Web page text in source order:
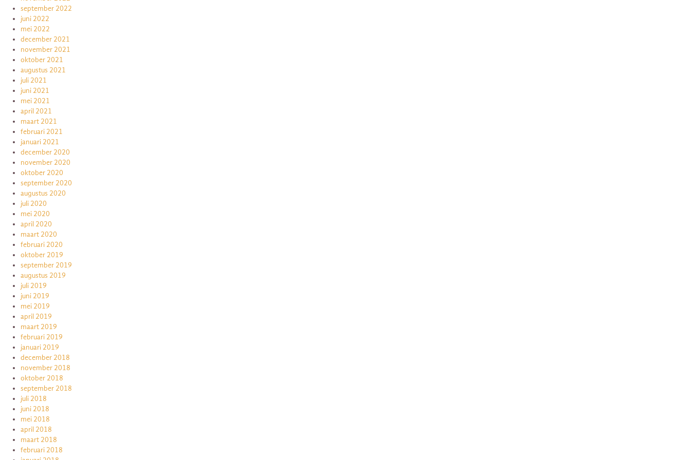
september 2022
juni 2022
mei 2022
december 2021
november 2021
oktober 2021
augustus 2021
juli 2021
juni 2021
mei 2021
april 2021
maart 2021
februari 2021
januari 2021
december 2020
november 2020
oktober 2020
september 2020
augustus 2020
juli 2020
mei 2020
april 2020
maart 2020
februari 2020
oktober 2019
september 2019
augustus 2019
juli 2019
juni 2019
mei 2019
april 2019
maart 2019
februari 2019
januari 2019
december 2018
november 2018
oktober 2018
september 2018
juli 2018
juni 2018
mei 2018
april 2018
maart 2018
februari 2018